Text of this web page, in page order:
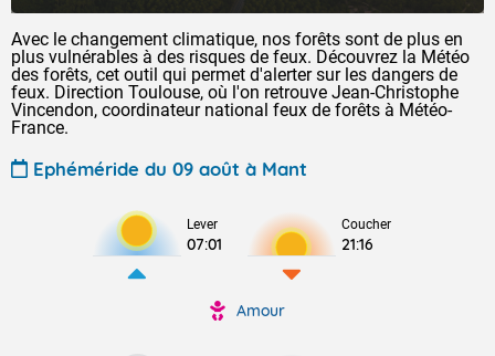
Avec le changement climatique, nos forêts sont de plus en
plus vulnérables à des risques de feux. Découvrez la Météo
des forêts, cet outil qui permet d'alerter sur les dangers de
feux. Direction Toulouse, où l'on retrouve Jean-Christophe
Vincendon, coordinateur national feux de forêts à Météo-
France.
Ephéméride du 09 août à Mant
Lever
07:01
Coucher
21:16
Amour